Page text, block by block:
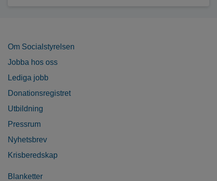
Om Socialstyrelsen
Jobba hos oss
Lediga jobb
Donationsregistret
Utbildning
Pressrum
Nyhetsbrev
Krisberedskap
Blanketter